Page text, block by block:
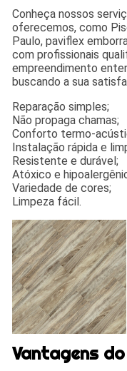
Conheça nossos
oferecemos, como
Paulo, paviflex
com profissionais
empreendimento
buscando a sua
Reparação simples;
Não propaga chamas;
Conforto termo-
Instalação rápida e
Resistente e durável;
Atóxico e
Variedade de cores;
Limpeza fácil.
Vantagens